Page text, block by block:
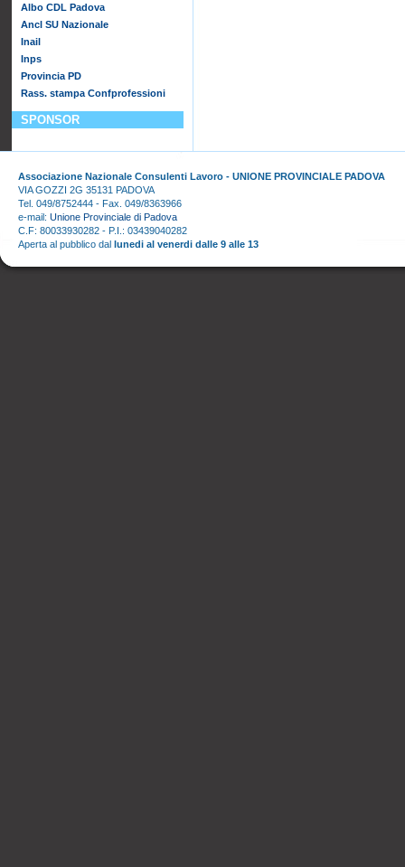
Albo CDL Padova
Ancl SU Nazionale
Inail
Inps
Provincia PD
Rass. stampa Confprofessioni
SPONSOR
Associazione Nazionale Consulenti Lavoro - UNIONE PROVINCIALE PADOVA
VIA GOZZI 2G 35131 PADOVA
Tel. 049/8752444 - Fax. 049/8363966
e-mail: Unione Provinciale di Padova
C.F: 80033930282 - P.I.: 03439040282
Aperta al pubblico dal lunedi al venerdi dalle 9 alle 13